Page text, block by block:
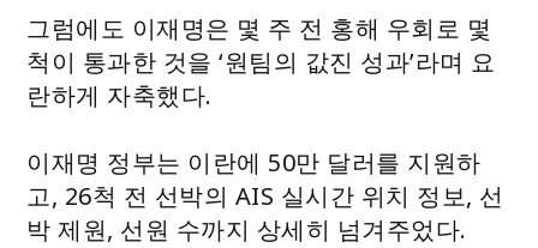
그럼에도 이재명은 몇 주 전 홍해 우회로 몇
척이 통과한 것을 ‘원팀의 값진 성과’라며 요
란하게 자축했다.
이재명 정부는 이란에 50만 달러를 지원하
고, 26척 전 선박의 AIS 실시간 위치 정보, 선
박 제원, 선원 수까지 상세히 넘겨주었다.